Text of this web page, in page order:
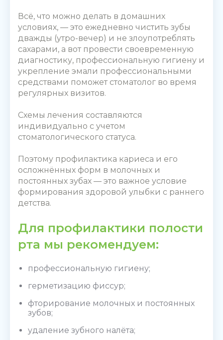
Всё, что можно делать в домашних
условиях, — это ежедневно чистить зубы
дважды (утро-вечер) и не злоупотреблять
сахарами, а вот провести своевременную
диагностику, профессиональную гигиену и
укрепление эмали профессиональными
средствами поможет стоматолог во время
регулярных визитов.
Схемы лечения составляются
индивидуально с учетом
стоматологического статуса.
Поэтому профилактика кариеса и его
осложнённых форм в молочных и
постоянных зубах — это важное условие
формирования здоровой улыбки с раннего
детства.
Для профилактики полости
рта мы рекомендуем:
профессиональную гигиену;
герметизацию фиссур;
фторирование молочных и постоянных
зубов;
удаление зубного налёта;